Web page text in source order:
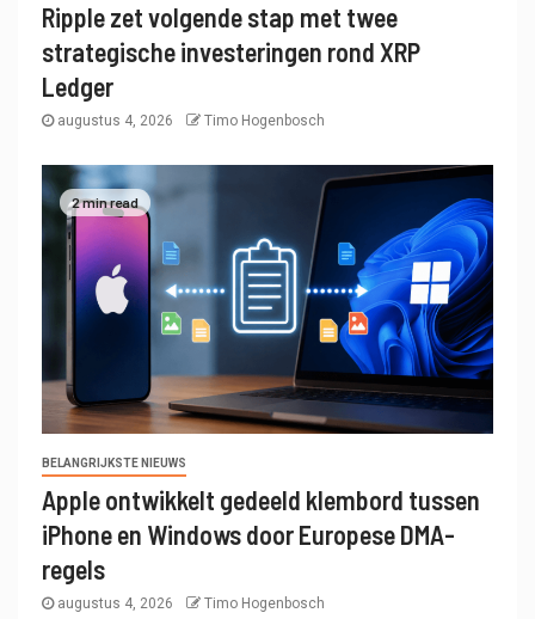
Ripple zet volgende stap met twee
strategische investeringen rond XRP
Ledger
augustus 4, 2026 Timo Hogenbosch
2 min read
BELANGRIJKSTE NIEUWS
Apple ontwikkelt gedeeld klembord tussen
iPhone en Windows door Europese DMA-
regels
augustus 4, 2026 Timo Hogenbosch